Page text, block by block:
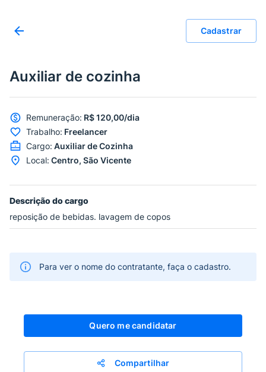
Cadastrar
Auxiliar de cozinha
Remuneração: R$ 120,00/dia
Trabalho: Freelancer
Cargo: Auxiliar de Cozinha
Local: Centro, São Vicente
Descrição do cargo
reposição de bebidas. lavagem de copos
Para ver o nome do contratante, faça o cadastro.
Quero me candidatar
Compartilhar